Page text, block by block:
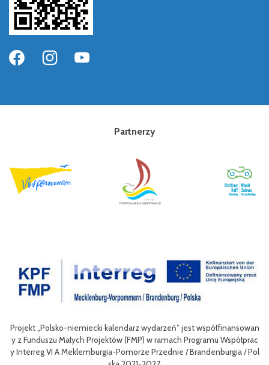
Partnerzy
/ Pol
Celem III Polsko-Niemieckich Dni Turystyki Rowerowej jest
nie oferty turystycznej oraz ułatwienie transgranicznego dostępu
niej dla mieszkańców obszaru Euroregionu Pomerania jak i dla